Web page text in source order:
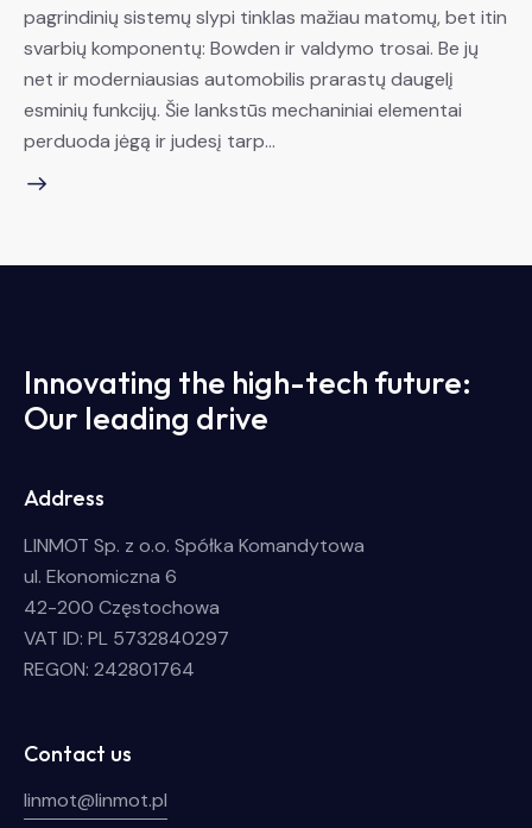
pagrindinių sistemų slypi tinklas mažiau matomų, bet itin
svarbių komponentų: Bowden ir valdymo trosai. Be jų
net ir moderniausias automobilis prarastų daugelį
esminių funkcijų. Šie lankstūs mechaniniai elementai
perduoda jėgą ir judesį tarp…
Innovating the high-tech future:
Our leading drive
Address
LINMOT Sp. z o.o. Spółka Komandytowa
ul. Ekonomiczna 6
42-200 Częstochowa
VAT ID: PL 5732840297
REGON: 242801764
Contact us
linmot@linmot.pl